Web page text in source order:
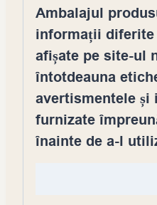
Ambalajul
informații diferite
afișate pe site-ul
întotdeauna
avertismentele
furnizate
înainte de a-l